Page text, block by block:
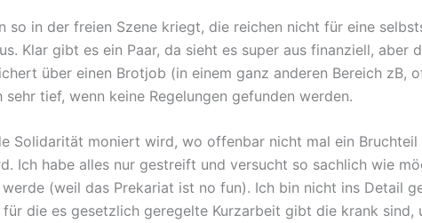
so in der freien Szene kriegt, die reichen nicht für eine
Klar gibt es ein Paar, da sieht es super aus finanziell, aber
über einen Brotjob (in einem ganz anderen Bereich
sehr tief, wenn keine Regelungen gefunden werden.
Solidarität moniert wird, wo offenbar nicht mal ein
Ich habe alles nur gestreift und versucht so sachlich wie
(weil das Prekariat ist no fun). Ich bin nicht ins Detail
die es gesetzlich geregelte Kurzarbeit gibt die krank